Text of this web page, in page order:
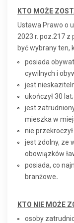
KTO MOŻE
Ustawa Prawo o
2023 r. poz.217 z
być wybrany ten,
posiada
cywilnych i
jest
ukończył 30 lat;
jest
mieszka w
nie
jest zdolny, ze
obowiązków
posiada, co
branżowe.
KTO NIE MOŻE
osoby